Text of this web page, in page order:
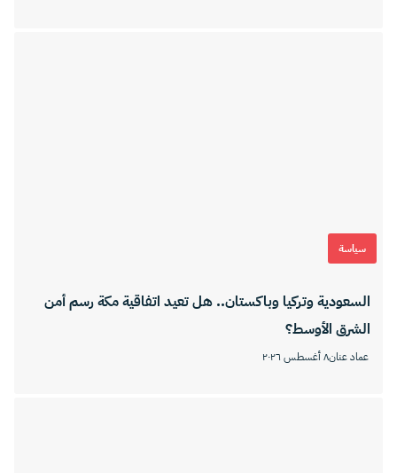
سياسة
السعودية وتركيا وباكستان.. هل تعيد اتفاقية مكة رسم أمن
الشرق الأوسط؟
عماد عنان٨ أغسطس ٢٠٢٦